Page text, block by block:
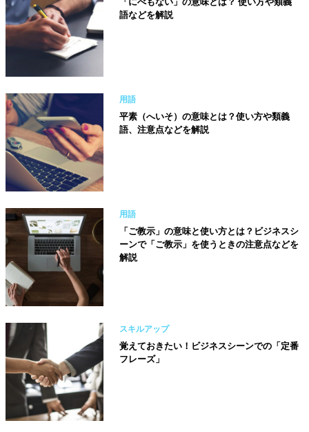
語などを解説
用語
平素（へいそ）の意味とは？使い方や類義
語、注意点などを解説
用語
「ご教示」の意味と使い方とは？ビジネスシ
ーンで「ご教示」を使うときの注意点などを
解説
スキルアップ
覚えておきたい！ビジネスシーンでの「定番
フレーズ」